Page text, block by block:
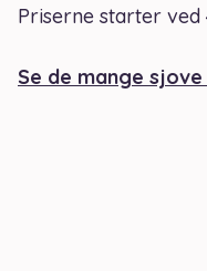
Priserne starter
Se de mange